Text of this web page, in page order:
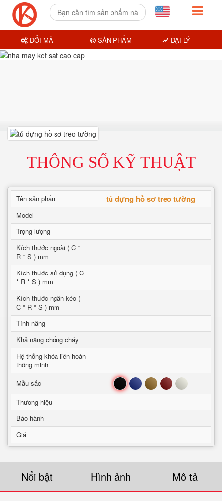
THÔNG SỐ KỸ THUẬT
Tên sản phẩm tủ đựng hồ sơ treo tường
Model
Trọng lượng
Kích thước ngoài ( C *
R * S ) mm
Kích thước sử dụng ( C
* R * S ) mm
Kích thước ngăn kéo (
C * R * S ) mm
Tính năng
Khả năng chống cháy
Hệ thống khóa liên hoàn
thông minh
Mầu sắc
Đen Xanh Nâu Đỏ Trắng
Thương hiệu
Bảo hành
Giá
Nổi bật Hình ảnh Mô tả
ĐỔI MÃ SẢN PHẨM ĐẠI LÝ